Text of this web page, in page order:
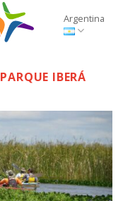
Argentina
PARQUE IBERÁ